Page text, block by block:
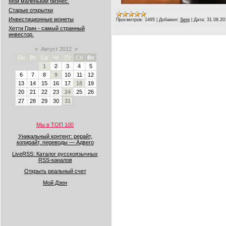
Старые открытки
Инвестиционные монеты
Хетти Грин - самый странный
инвестор.
« Август 2012 »
Пн
Вт Ср Чт Пт Сб
Вс
1
2 3 4
5
6
7 8 9 10 11
12
13
14 15 16 17 18
19
20
21 22 23 24 25
26
27
28 29 30 31
Мы в ТОП 100
Уникальный контент: рерайт,
копирайт, переводы — Адвего
LiveRSS: Каталог русскоязычных
RSS-каналов
Открыть реальный счет
Мой Дзен
Просмотров: 1495 Добавил: Serg Дата: